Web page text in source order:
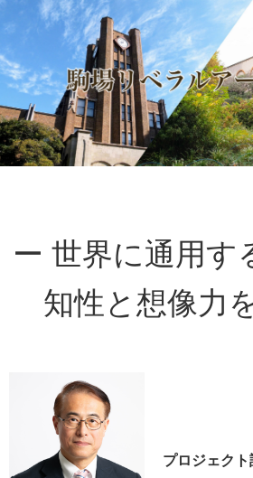
ー 世界に通用す
知性と想像力
プロジェク